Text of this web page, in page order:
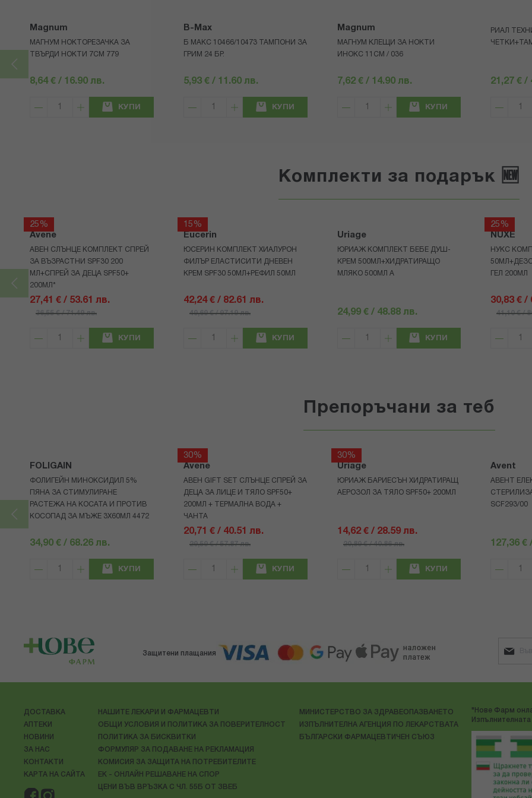
Magnum
МАГНУМ НОКТОРЕЗАЧКА ЗА
ТВЪРДИ НОКТИ 7СМ 779
8,64 € / 16.90 лв.
КУПИ
B-Max
Б МАКС 10466/10473 ТАМПОНИ ЗА
ГРИМ 24 БР.
5,93 € / 11.60 лв.
КУПИ
Magnum
МАГНУМ КЛЕЩИ ЗА НОКТИ
ИНОКС 11СМ / 036
7,62 € / 14.90 лв.
КУПИ
РИАЛ
21,27 € /
Комплекти за подарък 🆕
25%
Avene
АВЕН СЛЪНЦЕ КОМПЛЕКТ СПРЕЙ
ЗА ВЪЗРАСТНИ SPF30 200
МЛ+СПРЕЙ ЗА ДЕЦА SPF50+
200МЛ*
27,41 € / 53.61 лв.
36,55 € / 71.49 лв.
КУПИ
15%
Eucerin
ЮСЕРИН КОМПЛЕКТ ХИАЛУРОН
ФИЛЪР ЕЛАСТИСИТИ ДНЕВЕН
КРЕМ SPF30 50МЛ+РЕФИЛ 50МЛ
42,24 € / 82.61 лв.
49,69 € / 97.19 лв.
КУПИ
Uriage
ЮРИАЖ КОМПЛЕКТ БЕБЕ ДУШ-
КРЕМ 500МЛ+ХИДРАТИРАЩО
МЛЯКО 500МЛ A
24,99 € / 48.88 лв.
КУПИ
25%
NUXE
НУКС
ГЕЛ 200МЛ
30,83 € /
41,10 € /
Препоръчани за теб
FOLIGAIN
ФОЛИГЕЙН МИНОКСИДИЛ 5%
ПЯНА ЗА СТИМУЛИРАНЕ
РАСТЕЖА НА КОСАТА И ПРОТИВ
КОСОПАД ЗА МЪЖЕ 3X60МЛ 4472
34,90 € / 68.26 лв.
КУПИ
30%
Avene
АВЕН GIFT SET СЛЪНЦЕ СПРЕЙ ЗА
ДЕЦА ЗА ЛИЦЕ И ТЯЛО SPF50+
200МЛ + ТЕРМАЛНА ВОДА +
ЧАНТА
20,71 € / 40.51 лв.
29,59 € / 57.87 лв.
КУПИ
30%
Uriage
ЮРИАЖ БАРИЕСЪН ХИДРАТИРАЩ
АЕРОЗОЛ ЗА ТЯЛО SPF50+ 200МЛ
14,62 € / 28.59 лв.
20,89 € / 40.86 лв.
КУПИ
Avent
АВЕНТ
SCF293/00
127,36 €
Защитени плащания
ДОСТАВКА
АПТЕКИ
НОВИНИ
ЗА НАС
КОНТАКТИ
КАРТА НА САЙТА
НАШИТЕ ЛЕКАРИ И ФАРМАЦЕВТИ
ОБЩИ УСЛОВИЯ И ПОЛИТИКА ЗА ПОВЕРИТЕЛНОСТ
ПОЛИТИКА ЗА БИСКВИТКИ
ФОРМУЛЯР ЗА ПОДАВАНЕ НА РЕКЛАМАЦИЯ
КОМИСИЯ ЗА ЗАЩИТА НА ПОТРЕБИТЕЛИТЕ
ЕК - ОНЛАЙН РЕШАВАНЕ НА СПОР
ЦЕНИ ВЪВ ВРЪЗКА С ЧЛ. 55Б ОТ ЗВЕБ
МИНИСТЕРСТВО ЗА ЗДРАВЕОПАЗВАНЕТО
ИЗПЪЛНИТЕЛНА АГЕНЦИЯ ПО ЛЕКАРСТВАТА
БЪЛГАРСКИ ФАРМАЦЕВТИЧЕН СЪЮЗ
"Нове Фарм